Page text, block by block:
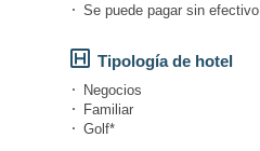
Se puede pagar sin efectivo
Tipología de hotel
Negocios
Familiar
Golf*